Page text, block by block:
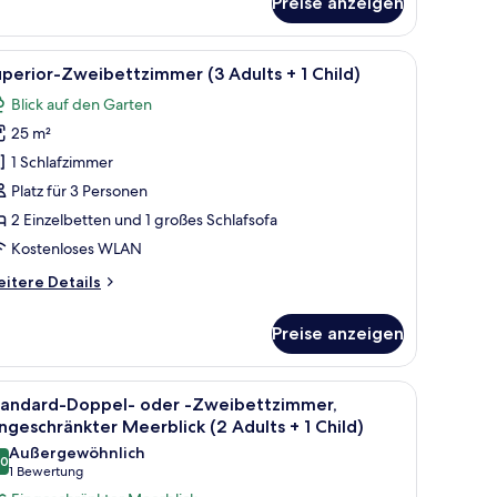
zwei Nachttischen, einem Schreibtisch und einem Balkon mit Aussicht.
Ein Hotelzimmer mit einem großen Bett,
3 Zweibettzimmer (3 Adults + 1 Child)
Blick auf den Garten
25 m²
1 Schlafzimmer
Platz für 3 Personen
2 Einzelbetten und 1 großes Schlafsofa
Kostenloses WLAN
Details
Preise anzeigen
mit Blick.
einem Schreibtisch, einem Sessel, einem Fernseher und einem Balkon mit
Daunenbettdecken, Minibar, Schreibtisch,
4
Doppel- oder -Zweibettzimmer,
Meerblick (2 Adults + 1 Child)
von 10
Außergewöhnlich
1 Bewertung
(1